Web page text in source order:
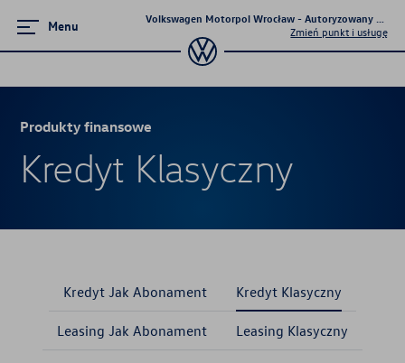
Menu
Volkswagen Motorpol Wrocław - Autoryzowany
Zmień punkt i usługę
Produkty finansowe
Kredyt Jak Abonament
Leasing Klasyczny
Produkty finansowe
Kredyt Klasyczny
Kredyt Jak Abonament Kredyt Klasyczny
Leasing Jak Abonament Leasing Klasyczny